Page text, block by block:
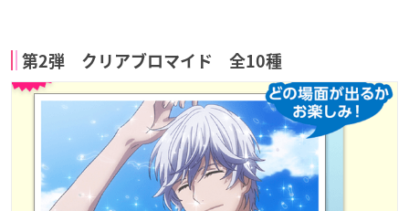
第2弾 クリアブロマイド 全10種